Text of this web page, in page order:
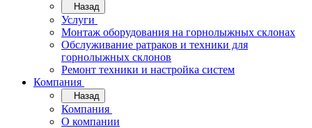
Назад
Услуги
Монтаж оборудования на горнолыжных склонах
Обслуживание ратраков и техники для
горнолыжных склонов
Ремонт техники и настройка систем
Компания
Назад
Компания
О компании